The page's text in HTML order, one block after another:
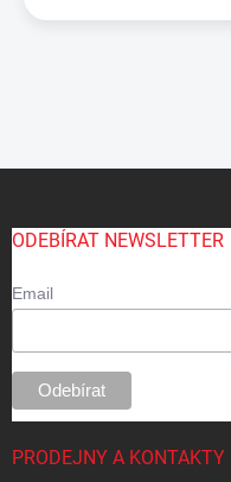
ODEBÍRAT NEWSLETTER
Email
PRODEJNY A KONTAKTY